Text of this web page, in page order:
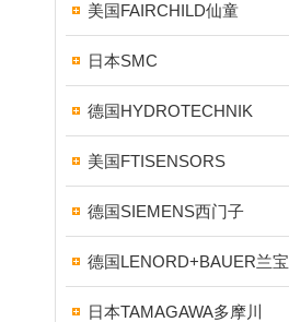
美国FAIRCHILD仙童
日本SMC
德国HYDROTECHNIK
美国FTISENSORS
德国SIEMENS西门子
德国LENORD+BAUER兰宝
日本TAMAGAWA多摩川